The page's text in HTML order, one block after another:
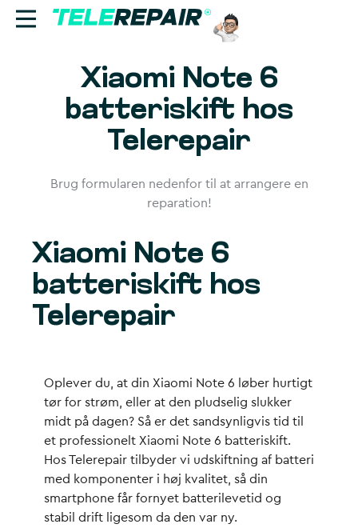
Reparation
Ring til os:
+45 70 60 55 90
Xiaomi Note 6
batteriskift hos
Telerepair
Brug formularen nedenfor til at arrangere en
reparation!
Xiaomi Note 6
batteriskift hos
Telerepair
Oplever du, at din Xiaomi Note 6 løber hurtigt
tør for strøm, eller at den pludselig slukker
midt på dagen? Så er det sandsynligvis tid til
et professionelt Xiaomi Note 6 batteriskift.
Hos Telerepair tilbyder vi udskiftning af batteri
med komponenter i høj kvalitet, så din
smartphone får fornyet batterilevetid og
stabil drift ligesom da den var ny.